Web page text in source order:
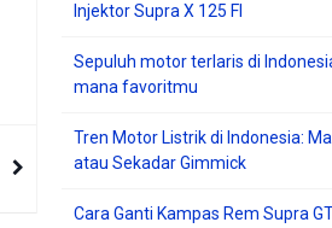
Injektor Supra X 125 FI
Sepuluh motor terlaris di
mana favoritmu
Tren Motor Listrik di Indonesia:
atau Sekadar Gimmick
Cara Ganti Kampas Rem Supra